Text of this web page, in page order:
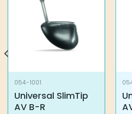
054-1001
Universal SlimTip
AV B-R